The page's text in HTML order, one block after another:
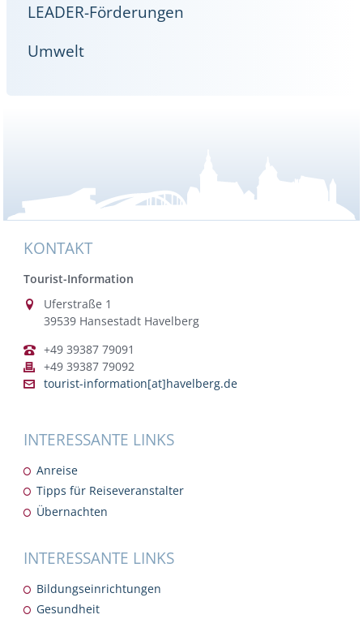
LEADER-Förderungen
Umwelt
KONTAKT
Tourist-Information
Uferstraße 1
39539 Hansestadt Havelberg
+49 39387 79091
+49 39387 79092
tourist-information[at]havelberg.de
INTERESSANTE LINKS
Anreise
Tipps für Reiseveranstalter
Übernachten
INTERESSANTE LINKS
Bildungseinrichtungen
Gesundheit